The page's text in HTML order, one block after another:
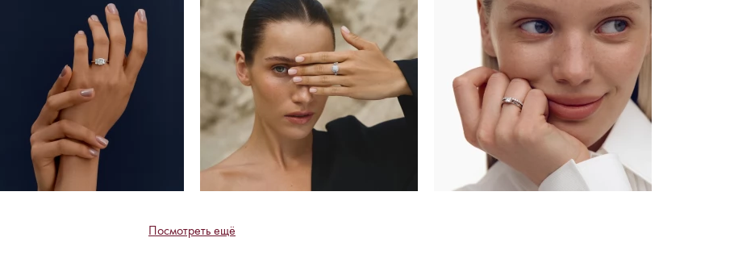
Посмотреть ещё